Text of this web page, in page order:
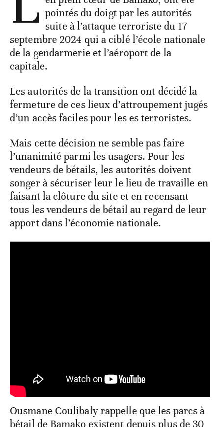
pointés du doigt par les autorités
suite à l’attaque terroriste du 17
septembre 2024 qui a ciblé l’école nationale
de la gendarmerie et l’aéroport de la
capitale.
Les autorités de la transition ont décidé la
fermeture de ces lieux d’attroupement jugés
d’un accès faciles pour les es terroristes.
Mais cette décision ne semble pas faire
l’unanimité parmi les usagers. Pour les
vendeurs de bétails, les autorités doivent
songer à sécuriser leur le lieu de travaille en
faisant la clôture du site et en recensant
tous les vendeurs de bétail au regard de leur
apport dans l’économie nationale.
Ousmane Coulibaly rappelle que les parcs à
bétail de Bamako existent depuis plus de 30